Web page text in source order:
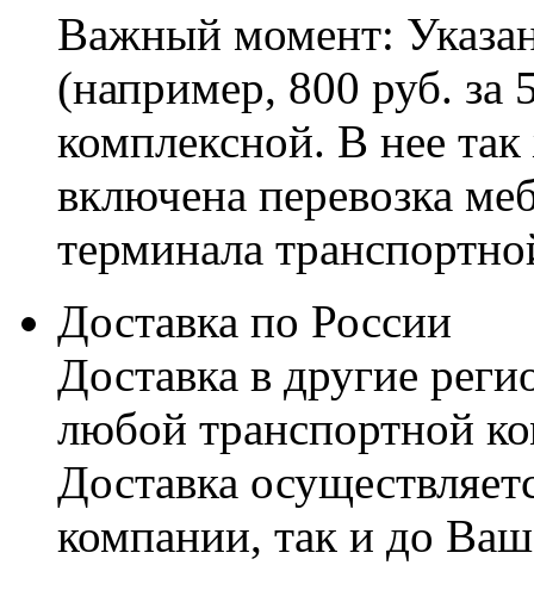
Важный момент:
(например, 800 руб. за
комплексной. В нее
включена перевозка
терминала
Доставка по России
Доставка в другие
любой транспортной
Доставка
компании, так и до